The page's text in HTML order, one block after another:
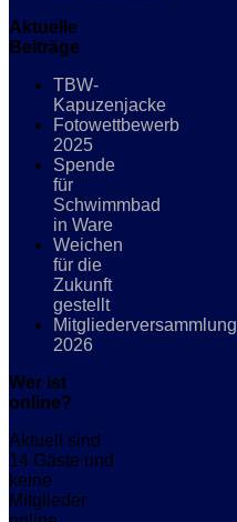
Aktuelle
Beiträge
TBW-
Kapuzenjacke
Fotowettbewerb
2025
Spende
für
Schwimmbad
in Ware
Weichen
für die
Zukunft
gestellt
Mitgliederversammlung
2026
Wer ist
online?
Aktuell sind
14 Gäste und
keine
Mitglieder